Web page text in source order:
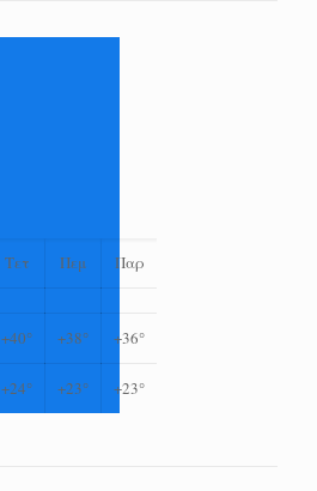
Τετ Πεμ Παρ
+40° +38° +36°
+24° +23° +23°